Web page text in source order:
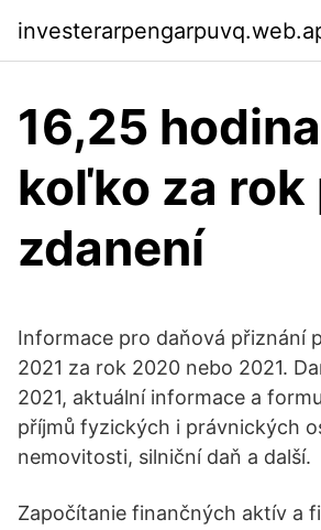
16,25
koľko za rok
zdanení
Informace pro daňová přiznání
2021 za rok 2020 nebo 2021.
2021, aktuální informace a
příjmů fyzických i právnických
nemovitosti, silniční daň a další.
Započítanie finančných aktív a